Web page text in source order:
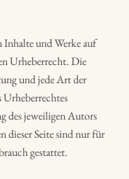
Inhalte und Werke auf
Urheberrecht. Die
und jede Art der
Urheberrechtes
des jeweiligen Autors
dieser Seite sind nur für
gestattet.